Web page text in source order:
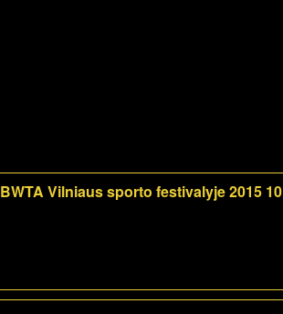
BWTA Vilniaus sporto festivalyje 2015 10